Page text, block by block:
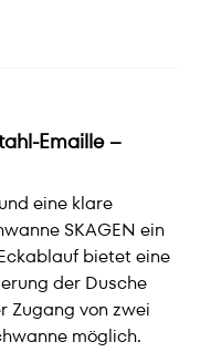
Emaille –
eine klare
SKAGEN ein
bietet eine
der Dusche
Zugang von zwei
möglich.